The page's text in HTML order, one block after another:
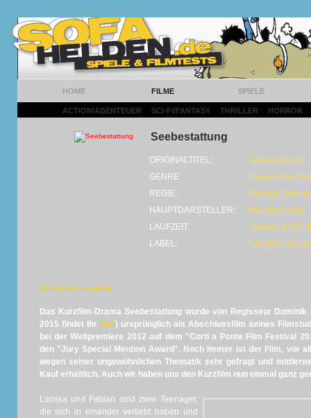
HOME FILME SPIELE
ACTION/ABENTEUER SCI-FI/FANTASY THRILLER HORROR
Seebestattung
ORIGINALTITEL:
Seebestattung
GENRE:
Drama • Kurzfilm
REGIE:
Dominik Balkow
HAUPTDARSTELLER:
Wencke Synak
LAUFZEIT:
Streaming (15
LABEL:
Dominik Balkow
13.10.2015 von MarS
Das Kurzfilm-DramaSeebestattung wurde von Regisseur
2015 findet Ihr hier) ursprünglich als Abschlussfilm seines
bei der Weltpremiere 2012 auf dem "Corti a Ponte Film Festival
den "Jury Special Mention Award". Noch immer ist der Film, vor
wegen seiner ungewöhnlichen Thematik sehr gefragt und
Kauf erhältlich. Auch wir haben uns den Kurzfilm nun einmal ganz
Larissa und Fabian sind zwei Teenager,
die sich in einander verliebt haben und